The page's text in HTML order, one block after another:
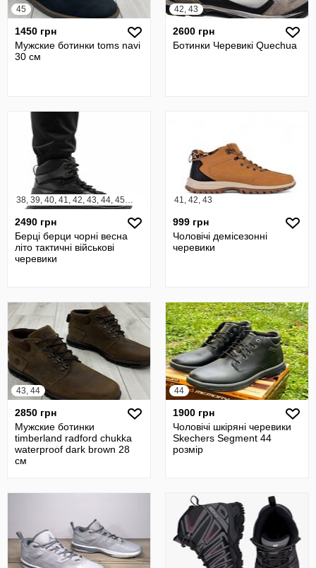
45
1450 грн
Мужские ботинки toms navi
30 см
42, 43
2600 грн
Ботинки Черевикі Quechua
38, 39, 40, 41, 42, 43, 44, 45, 46, 47, 48
2490 грн
Берці берци чорні весна
літо тактичні військові
черевики
41, 42, 43
999 грн
Чоловічі демісезонні
черевики
43, 44
2850 грн
Мужские ботинки
timberland radford chukka
waterproof dark brown 28
см
44
1900 грн
Чоловічі шкіряні черевики
Skechers Segment 44
розмір